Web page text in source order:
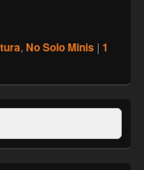
maestro,
,No Solo Minis | 1